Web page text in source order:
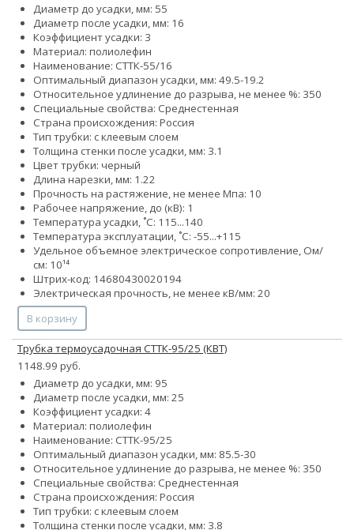
Диаметр до усадки, мм: 55
Диаметр после усадки, мм: 16
Коэффициент усадки: 3
Материал: полиолефин
Наименование: СТТК-55/16
Оптимальный диапазон усадки, мм: 49.5-19.2
Относительное удлинение до разрыва, не менее %: 350
Специальные свойства: Среднестенная
Страна происхождения: Россия
Тип трубки: с клеевым слоем
Толщина стенки после усадки, мм: 3.1
Цвет трубки: черный
Длина нарезки, мм: 1.22
Прочность на растяжение, не менее Мпа: 10
Рабочее напряжение, до (кВ): 1
Температура усадки, ˚С: 115...140
Температура эксплуатации, ˚С: -55...+115
Удельное объемное электрическое сопротивление, Ом/
см: 10¹⁴
Штрих-код: 14680430020194
Электрическая прочность, не менее кВ/мм: 20
В корзину
Трубка термоусадочная СТТК-95/25 (КВТ)
1148.99 руб.
Диаметр до усадки, мм: 95
Диаметр после усадки, мм: 25
Коэффициент усадки: 4
Материал: полиолефин
Наименование: СТТК-95/25
Оптимальный диапазон усадки, мм: 85.5-30
Относительное удлинение до разрыва, не менее %: 350
Специальные свойства: Среднестенная
Страна происхождения: Россия
Тип трубки: с клеевым слоем
Толщина стенки после усадки, мм: 3.8